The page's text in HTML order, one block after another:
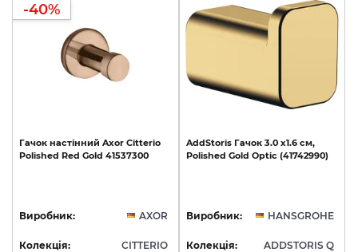
-40%
Гачок настінний Axor Citterio
Polished Red Gold 41537300
Виробник: AXOR
Колекція: CITTERIO
AddStoris Гачок 3.0 х1.6 см,
Polished Gold Optic (41742990)
Виробник: HANSGROHE
Колекція: ADDSTORIS Q